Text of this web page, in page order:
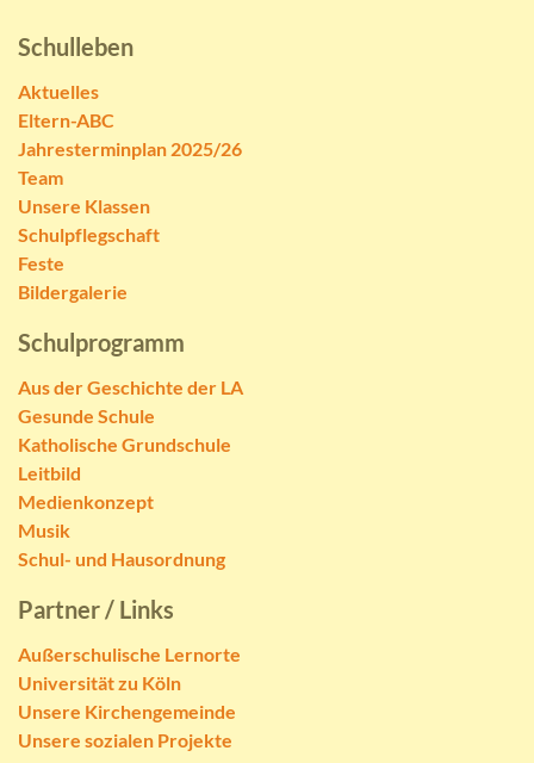
Schulleben
Aktuelles
Eltern-ABC
Jahresterminplan 2025/26
Team
Unsere Klassen
Schulpflegschaft
Feste
Bildergalerie
Schulprogramm
Aus der Geschichte der LA
Gesunde Schule
Katholische Grundschule
Leitbild
Medienkonzept
Musik
Schul- und Hausordnung
Partner / Links
Außerschulische Lernorte
Universität zu Köln
Unsere Kirchengemeinde
Unsere sozialen Projekte